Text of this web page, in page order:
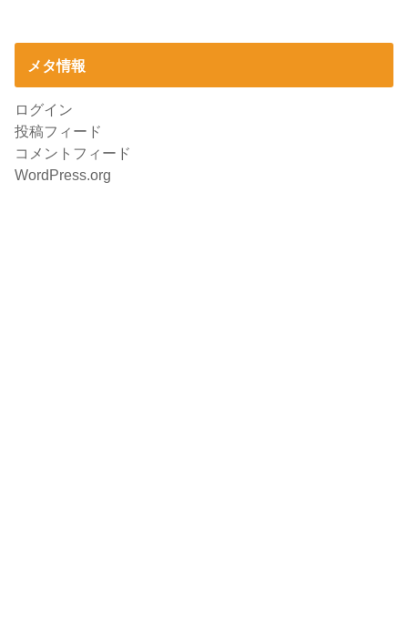
メタ情報
ログイン
投稿フィード
コメントフィード
WordPress.org